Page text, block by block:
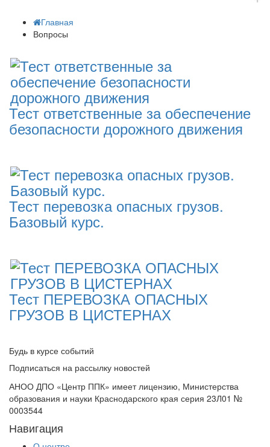
Главная
Вопросы
Тест ответственные за обеспечение
безопасности дорожного движения
Тест перевозка опасных грузов.
Базовый курс.
Тест ПЕРЕВОЗКА ОПАСНЫХ
ГРУЗОВ В ЦИСТЕРНАХ
Будь в курсе событий
Подписаться на рассылку новостей
АНОО ДПО «Центр ППК» имеет лицензию, Министерства
образования и науки Краснодарского края серия 23Л01 №
0003544
Навигация